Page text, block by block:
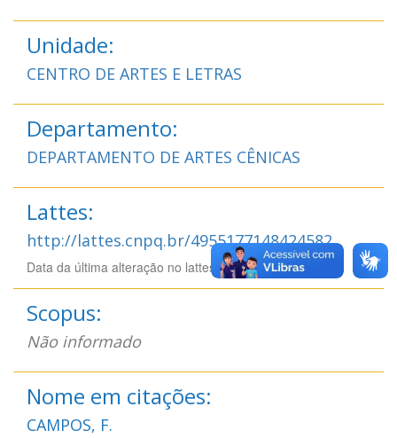
Unidade:
CENTRO DE ARTES E LETRAS
Departamento:
DEPARTAMENTO DE ARTES CÊNICAS
Lattes:
http://lattes.cnpq.br/4955177148424582
Data da última alteração no lattes: 01/04/2026 12:04
Scopus:
Não informado
Nome em citações:
CAMPOS, F.